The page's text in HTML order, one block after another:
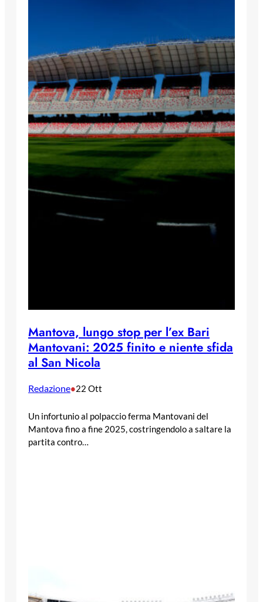
Mantova, lungo stop per l’ex Bari
Mantovani: 2025 finito e niente sfida
al San Nicola
Redazione•22 Ott
Un infortunio al polpaccio ferma Mantovani del
Mantova fino a fine 2025, costringendolo a saltare la
partita contro…